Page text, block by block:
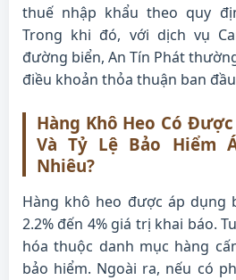
thuế nhập khẩu theo quy
Trong khi đó, với dịch vụ
đường biển, An Tín Phát
điều khoản thỏa thuận ban
Hàng Khô Heo Có
Và Tỷ Lệ Bảo Hiểm
Nhiêu?
Hàng khô heo được áp dụng
2.2% đến 4% giá trị khai báo.
hóa thuộc danh mục hàng
bảo hiểm. Ngoài ra, nếu có